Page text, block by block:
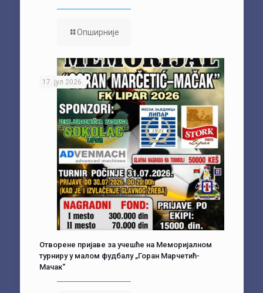
Опширније
17. јул 2026.
Отворене пријаве за учешће на Меморијалном
турниру у малом фудбалу „Горан Марчетић-
Мачак“